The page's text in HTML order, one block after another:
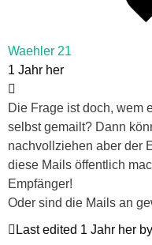
Waehler 21
1 Jahr her
Die Frage ist doch, wem
selbst gemailt? Dann
nachvollziehen aber der
diese Mails öffentlich
Empfänger!
Oder sind die Mails an
Last edited 1 Jahr her